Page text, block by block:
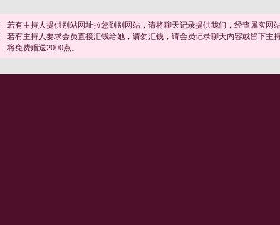
若有主持人提供别站网址拉您到别网站，请将聊天记录提供我们，经查属实网
若有主持人要求会员直接汇钱给她，请勿汇钱，请会员记录聊天内容或留下主
将免费赠送2000点。